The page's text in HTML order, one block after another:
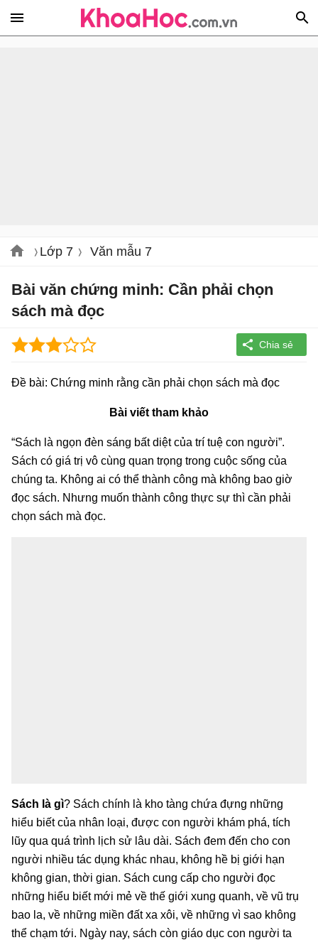
Lớp 7 Văn mẫu 7
Bài văn chứng minh: Cần phải chọn
sách mà đọc
Đề bài: Chứng minh rằng cần phải chọn sách mà đọc
Bài viết tham khảo
“Sách là ngọn đèn sáng bất diệt của trí tuệ con người”.
Sách có giá trị vô cùng quan trọng trong cuộc sống của
chúng ta. Không ai có thể thành công mà không bao giờ
đọc sách. Nhưng muốn thành công thực sự thì cần phải
chọn sách mà đọc.
Sách là gì? Sách chính là kho tàng chứa đựng những
hiểu biết của nhân loại, được con người khám phá, tích
lũy qua quá trình lịch sử lâu dài. Sách đem đến cho con
người nhiều tác dụng khác nhau, không hề bị giới hạn
không gian, thời gian. Sách cung cấp cho người đọc
những hiểu biết mới mẻ về thế giới xung quanh, về vũ trụ
bao la, về những miền đất xa xôi, về những vì sao không
thể chạm tới. Ngày nay, sách còn giáo dục con người ta